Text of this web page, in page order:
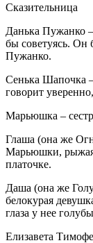
Сказительница
Данька Пужанко
бы советуясь. Он
Пужанко.
Сенька Шапочка
говорит
Марьюшка –
Глаша (она же
Марьюшки, рыжая
платочке.
Даша (она же
белокурая
глаза у нее
Елизавета